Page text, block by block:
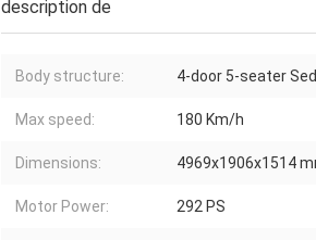
description de
Body structure: 4-door 5-seater
Max speed: 180 Km/h
Dimensions: 4969x1906x1514
Motor Power: 292 PS